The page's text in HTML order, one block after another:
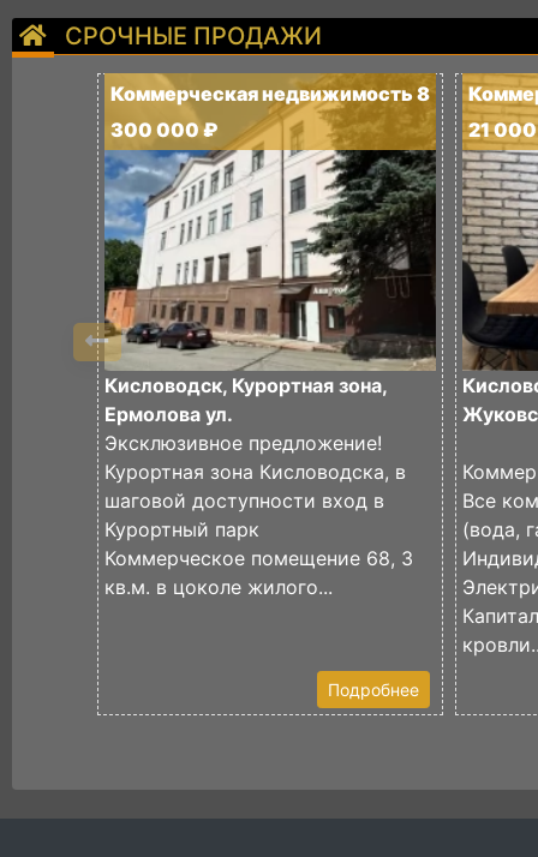
СРОЧНЫЕ ПРОДАЖИ
Коммерческая недвижимость 8
300 000 ₽
Кисловодск, Курортная зона,
Ермолова ул.
Эксклюзивное предложение!
Курортная зона Кисловодска, в
шаговой доступности вход в
Курортный парк
Коммерческое помещение 68, 3
кв.м. в цоколе жилого...
Подробнее
21
Все
(вода,